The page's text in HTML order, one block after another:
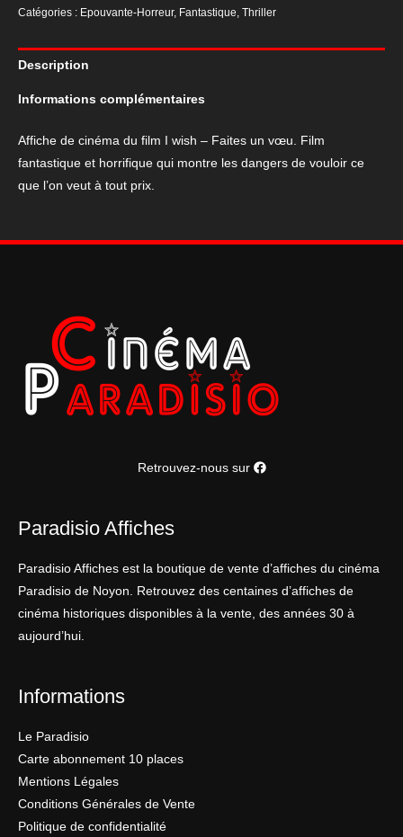
du
film
I
-
Faites
un
Catégories : Epouvante-Horreur, Fantastique Thriller
Description
Informations complémentaires
Affiche de cinéma du film I wish – Faites un vœu. Film
fantastique et horrifique qui montre les dangers de vouloir ce
que l’on veut à tout prix.
Retrouvez-nous sur
Paradisio Affiches
Paradisio Affiches est la boutique de vente d’affiches du cinéma
Paradisio de Noyon. Retrouvez des centaines d’affiches de
cinéma historiques disponibles à la vente, des années 30 à
aujourd’hui.
Informations
Le Paradisio
Carte abonnement 10 places
Mentions Légales
Conditions Générales de Vente
Politique de confidentialité